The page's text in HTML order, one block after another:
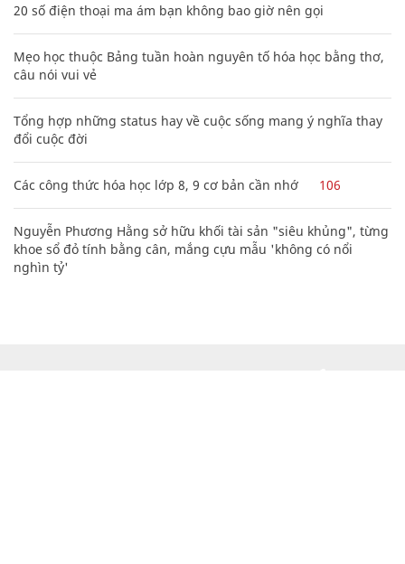
20 số điện thoại ma ám bạn không bao giờ nên gọi
Mẹo học thuộc Bảng tuần hoàn nguyên tố hóa học bằng thơ,
câu nói vui vẻ
Tổng hợp những status hay về cuộc sống mang ý nghĩa thay
đổi cuộc đời
Các công thức hóa học lớp 8, 9 cơ bản cần nhớ 106
Nguyễn Phương Hằng sở hữu khối tài sản "siêu khủng", từng
khoe sổ đỏ tính bằng cân, mắng cựu mẫu 'không có nổi
nghìn tỷ'